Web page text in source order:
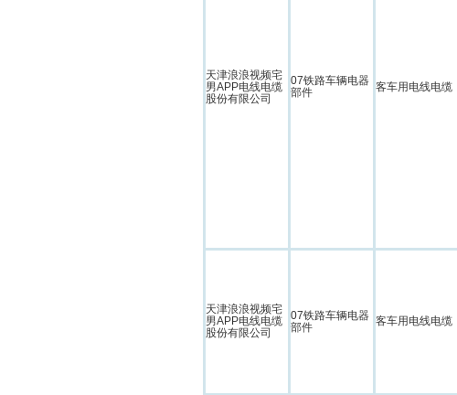
天津浪浪视频宅
男APP电线电缆
股份有限公司
07铁路车辆电器
部件
客车用电线电缆
天津浪浪视频宅
男APP电线电缆
股份有限公司
07铁路车辆电器
部件
客车用电线电缆